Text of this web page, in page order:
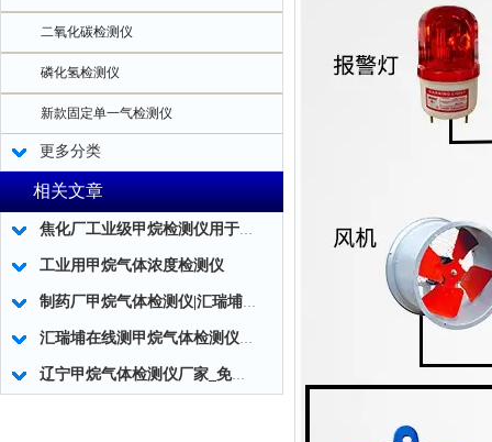
二氧化碳检测仪
磷化氢检测仪
新款固定单一气检测仪
更多分类
相关文章
焦化厂工业级甲烷检测仪用于煤气泄漏检测
工业用甲烷气体浓度检测仪
制药厂甲烷气体检测仪|汇瑞埔RS485固定式快速检测甲烷气体检测仪
汇瑞埔在线测甲烷气体检测仪浓度泄漏报警器
辽宁甲烷气体检测仪厂家_免费标定